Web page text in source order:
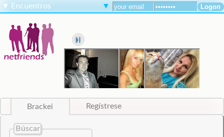
▼ Encuentros ▼
Brackei Regístrese
Búscar